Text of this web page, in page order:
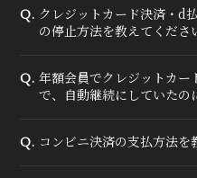
Q. クレジットカード決済・d
の停止方法を教えてくださ
Q. 年額会員でクレジットカ
で、自動継続にしていたの
Q. コンビニ決済の支払方法を